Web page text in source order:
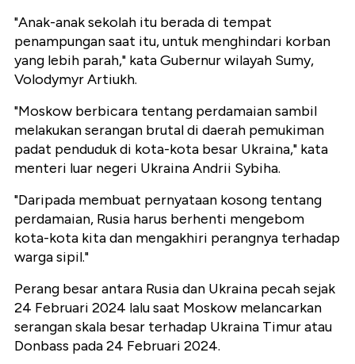
"Anak-anak sekolah itu berada di tempat
penampungan saat itu, untuk menghindari korban
yang lebih parah," kata Gubernur wilayah Sumy,
Volodymyr Artiukh.
"Moskow berbicara tentang perdamaian sambil
melakukan serangan brutal di daerah pemukiman
padat penduduk di kota-kota besar Ukraina," kata
menteri luar negeri Ukraina Andrii Sybiha.
"Daripada membuat pernyataan kosong tentang
perdamaian, Rusia harus berhenti mengebom
kota-kota kita dan mengakhiri perangnya terhadap
warga sipil."
Perang besar antara Rusia dan Ukraina pecah sejak
24 Februari 2024 lalu saat Moskow melancarkan
serangan skala besar terhadap Ukraina Timur atau
Donbass pada 24 Februari 2024.